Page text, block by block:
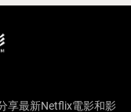
享最新Netflix電影和影